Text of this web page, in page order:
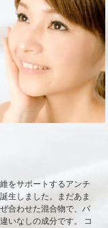
をサポートするアンチ
生しました。まだあま
合わせた混合物で、バ
いなしの成分です。 コ